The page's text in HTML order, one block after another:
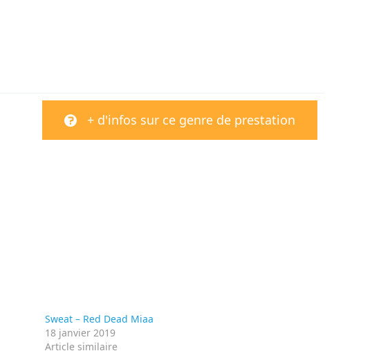
+ d'infos sur ce genre de prestation
Sweat – Red Dead Miaa
18 janvier 2019
Article similaire